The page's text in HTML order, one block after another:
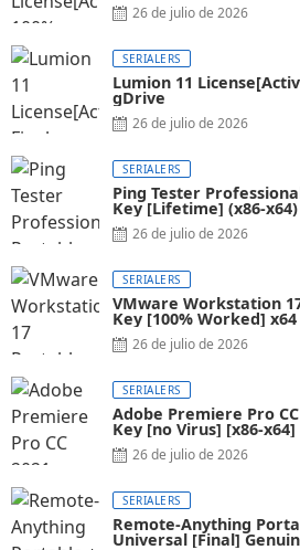
26 de julio de 2026
SERIALERS
Lumion 11
gDrive
26 de julio de 2026
SERIALERS
Ping Tester
Key [Lifetime] (x86-
26 de julio de 2026
SERIALERS
VMware Workstation
Key [100% Worked]
26 de julio de 2026
SERIALERS
Adobe Premiere Pro
Key [no Virus] [x86-
26 de julio de 2026
SERIALERS
Remote-Anything
Universal [Final]